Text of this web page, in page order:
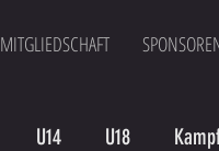
MITGLIEDSCHAFT
U14 U18